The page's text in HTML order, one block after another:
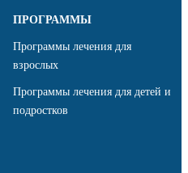
ПРОГРАММЫ
Программы лечения для
взрослых
Программы лечения для детей и
подростков